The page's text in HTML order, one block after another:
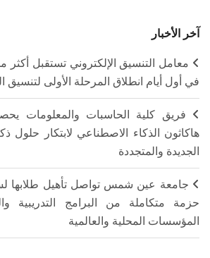
آخر الأخبار
في أول أيام انطلاق المرحلة الأولى لتنسيق
فريق كلية الحاسبات والمعلومات
هاكاثون الذكاء الاصطناعي لابتكار حلول
الجديدة والمتجددة
جامعة عين شمس تواصل تأهيل طلابها
حزمة متكاملة من البرامج التدريبية
المؤسسات المحلية والعالمية